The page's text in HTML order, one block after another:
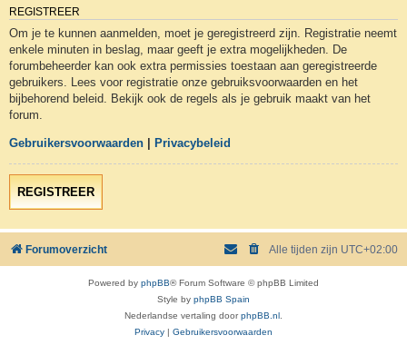
REGISTREER
Om je te kunnen aanmelden, moet je geregistreerd zijn. Registratie neemt
enkele minuten in beslag, maar geeft je extra mogelijkheden. De
forumbeheerder kan ook extra permissies toestaan aan geregistreerde
gebruikers. Lees voor registratie onze gebruiksvoorwaarden en het
bijbehorend beleid. Bekijk ook de regels als je gebruik maakt van het
forum.
Gebruikersvoorwaarden Privacybeleid
REGISTREER
Forumoverzicht Alle tijden zijn UTC+02:00
Powered by phpBB® Forum Software © phpBB Limited
Style by phpBB Spain
Nederlandse vertaling doorphpBB.nl .
Privacy
Gebruikersvoorwaarden